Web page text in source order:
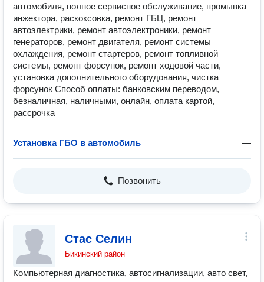
автомобиля, полное сервисное обслуживание, промывка
инжектора, раскоксовка, ремонт ГБЦ, ремонт
автоэлектрики, ремонт автоэлектроники, ремонт
генераторов, ремонт двигателя, ремонт системы
охлаждения, ремонт стартеров, ремонт топливной
системы, ремонт форсунок, ремонт ходовой части,
установка дополнительного оборудования, чистка
форсунок Способ оплаты: банковским переводом,
безналичная, наличными, онлайн, оплата картой,
рассрочка
Установка ГБО в автомобиль —
Позвонить
Стас Селин
Бикинский район
Компьютерная диагностика, автосигнализации, авто свет,